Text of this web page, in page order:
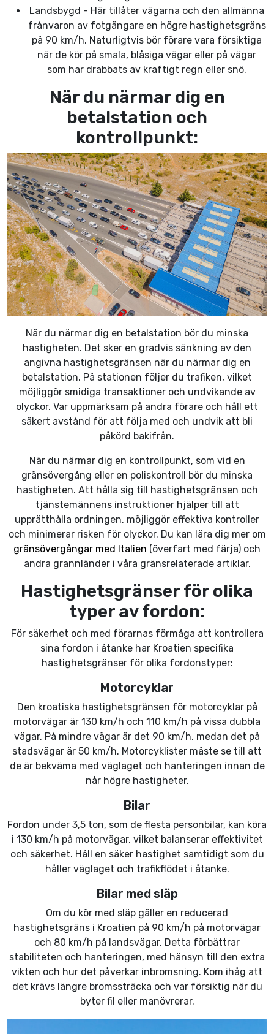
Landsbygd - Här tillåter vägarna och den allmänna
frånvaron av fotgängare en högre hastighetsgräns
på 90 km/h. Naturligtvis bör förare vara försiktiga
när de kör på smala, blåsiga vägar eller på vägar
som har drabbats av kraftigt regn eller snö.
När du närmar dig en
betalstation och
kontrollpunkt:
När du närmar dig en betalstation bör du minska
hastigheten. Det sker en gradvis sänkning av den
angivna hastighetsgränsen när du närmar dig en
betalstation. På stationen följer du trafiken, vilket
möjliggör smidiga transaktioner och undvikande av
olyckor. Var uppmärksam på andra förare och håll ett
säkert avstånd för att följa med och undvik att bli
påkörd bakifrån.
När du närmar dig en kontrollpunkt, som vid en
gränsövergång eller en poliskontroll bör du minska
hastigheten. Att hålla sig till hastighetsgränsen och
tjänstemännens instruktioner hjälper till att
upprätthålla ordningen, möjliggör effektiva kontroller
och minimerar risken för olyckor. Du kan lära dig mer om
gränsövergångar med Italien (överfart med färja) och
andra grannländer i våra gränsrelaterade artiklar.
Hastighetsgränser för olika
typer av fordon:
För säkerhet och med förarnas förmåga att kontrollera
sina fordon i åtanke har Kroatien specifika
hastighetsgränser för olika fordonstyper:
Motorcyklar
Den kroatiska hastighetsgränsen för motorcyklar på
motorvägar är 130 km/h och 110 km/h på vissa dubbla
vägar. På mindre vägar är det 90 km/h, medan det på
stadsvägar är 50 km/h. Motorcyklister måste se till att
de är bekväma med väglaget och hanteringen innan de
når högre hastigheter.
Bilar
Fordon under 3,5 ton, som de flesta personbilar, kan köra
i 130 km/h på motorvägar, vilket balanserar effektivitet
och säkerhet. Håll en säker hastighet samtidigt som du
håller väglaget och trafikflödet i åtanke.
Bilar med släp
Om du kör med släp gäller en reducerad
hastighetsgräns i Kroatien på 90 km/h på motorvägar
och 80 km/h på landsvägar. Detta förbättrar
stabiliteten och hanteringen, med hänsyn till den extra
vikten och hur det påverkar inbromsning. Kom ihåg att
det krävs längre bromssträcka och var försiktig när du
byter fil eller manövrerar.